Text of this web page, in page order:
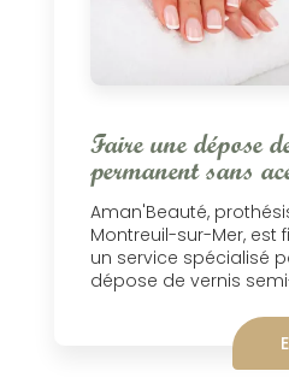
Faire une dépose
permanent sans
Aman'Beauté,
Montreuil-sur-Mer, est
un service spécialisé
dépose de vernis